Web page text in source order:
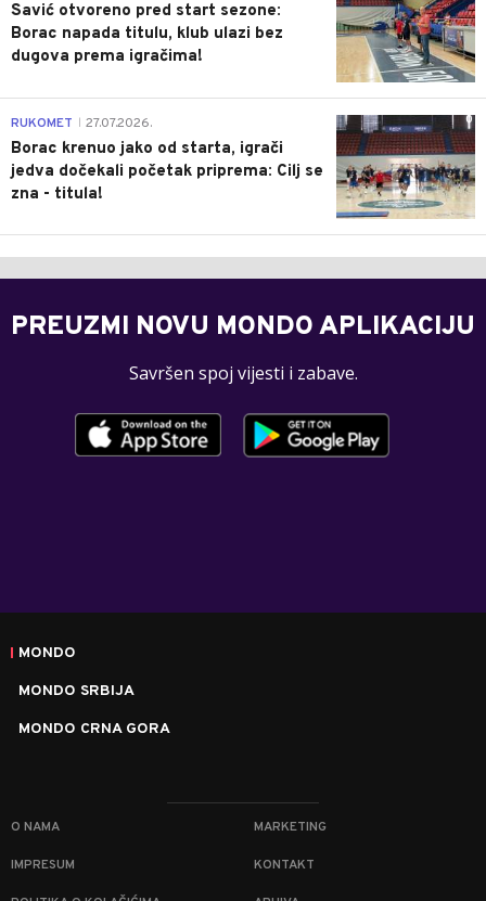
Savić otvoreno pred start sezone:
Borac napada titulu, klub ulazi bez
dugova prema igračima!
0
RUKOMET 27.07.2026.
Borac krenuo jako od starta, igrači
jedva dočekali početak priprema: Cilj se
zna - titula!
PREUZMI NOVU MONDO APLIKACIJU
Savršen spoj vijesti i zabave.
MONDO
MONDO SRBIJA
MONDO CRNA GORA
O NAMA MARKETING
IMPRESUM KONTAKT